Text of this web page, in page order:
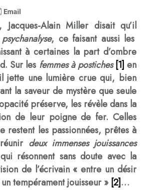
Jacques-Alain Miller disait qu’il
, ce faisant aussi les
à certaines la part d’ombre
Sur les femmes à postiches [1] en
jette une lumière crue qui, bien
la saveur de mystère que seule
préserve, les révèle dans la
de leur poigne de fer. Celles
restent les passionnées, prêtes à
deux immenses jouissances
résonnent sans doute avec la
de l’écrivain « entre un désir
un tempérament jouisseur » [2]…